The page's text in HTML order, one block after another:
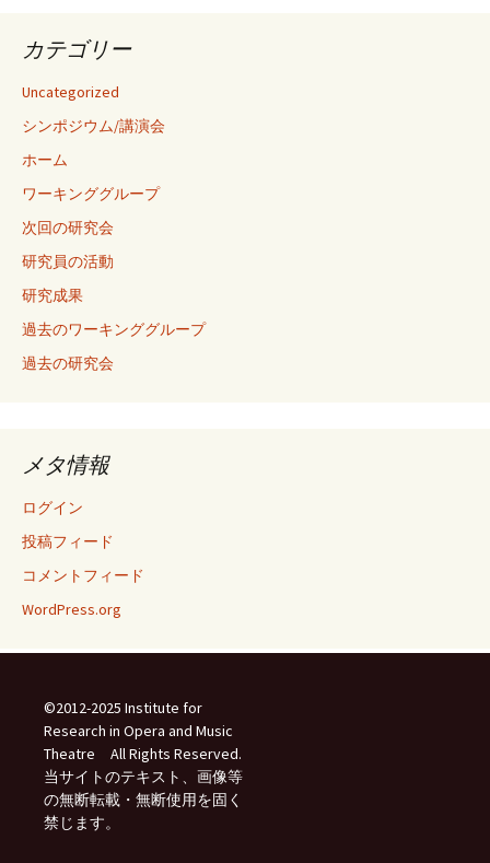
カテゴリー
Uncategorized
シンポジウム/講演会
ホーム
ワーキンググループ
次回の研究会
研究員の活動
研究成果
過去のワーキンググループ
過去の研究会
メタ情報
ログイン
投稿フィード
コメントフィード
WordPress.org
©2012-2025 Institute for
Research in Opera and Music
Theatre All Rights Reserved.
当サイトのテキスト、画像等
の無断転載・無断使用を固く
禁じます。